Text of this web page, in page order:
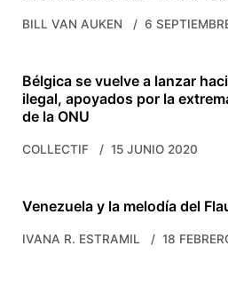
BILL VAN AUKEN 6
Bélgica se vuelve a lanzar
ilegal, apoyados por la
de la ONU
COLLECTIF 15 JUNIO 2020
Venezuela y la melodía del
IVANA R. ESTRAMIL 18